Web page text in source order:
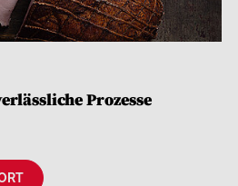
Prozesse